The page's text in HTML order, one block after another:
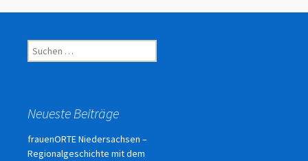
Suchen
nach:
Neueste Beiträge
frauenORTE Niedersachsen –
Regionalgeschichte mit dem